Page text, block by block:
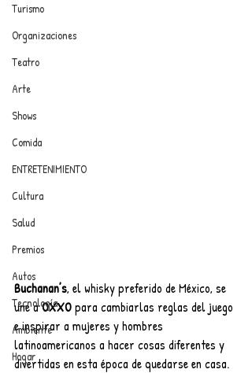
ANUNCIATE CON NOSOTROS
PARA MÁS INFORMACIÓN:
dinamicaseltrendytop@gmail.com
Turismo
Organizaciones
Teatro
Arte
Shows
Comida
ENTRETENIMIENTO
Cultura
Salud
Premios
Autos
Tecnología
Ambiente
Hogar
Buchanan’s, el whisky preferido de México, se
une a OXXO para cambiarlas reglas del juego
e inspirar a mujeres y hombres
latinoamericanos a hacer cosas diferentes y
divertidas en esta época de quedarse en casa.